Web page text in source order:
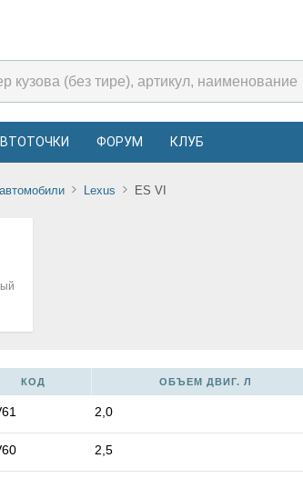
ФОРУМ КЛУБ
Lexus ES VI
КОД ОБЪЕМ ДВИГ. Л
2,0
2,5